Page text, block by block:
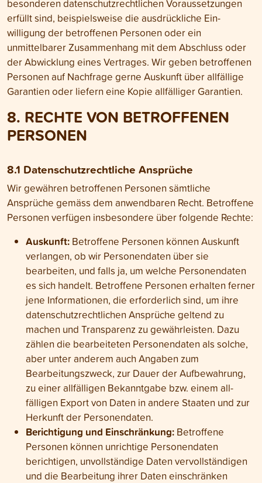
besonderen daten­schutz­rechtlichen Voraus­setzungen
erfüllt sind, beispiels­weise die aus­drückliche Ein­
willigung der betroffenen Personen oder ein
unmittelbarer Zusammen­hang mit dem Abschluss oder
der Abwicklung eines Vertrages. Wir geben betroffenen
Personen auf Nachfrage gerne Aus­kunft über all­fällige
Garantien oder liefern eine Kopie all­fälliger Garantien.
8. RECHTE VON BETROFFENEN
PERSONEN
8.1 Daten­schutz­rechtliche Ansprüche
Wir gewähren betroffenen Personen sämt­liche
Ansprüche gemäss dem anwendbaren Recht. Betroffene
Personen verfügen insbesondere über folgende Rechte:
Auskunft: Betroffene Personen können Auskunft
verlangen, ob wir Personen­daten über sie
bearbeiten, und falls ja, um welche Personen­daten
es sich handelt. Betroffene Personen erhalten ferner
jene Infor­mationen, die erforder­lich sind, um ihre
daten­schutz­rechtlichen Ansprüche geltend zu
machen und Trans­parenz zu gewähr­leisten. Dazu
zählen die bearbeiteten Personen­daten als solche,
aber unter anderem auch Angaben zum
Bearbeitungs­zweck, zur Dauer der Auf­bewahrung,
zu einer all­fälligen Bekannt­gabe bzw. einem all­
fälligen Export von Daten in andere Staaten und zur
Herkunft der Personen­daten.
Berichtigung und Einschränkung: Betroffene
Personen können unrichtige Personen­daten
berichtigen, unvoll­ständige Daten vervoll­ständigen
und die Bear­beitung ihrer Daten ein­schränken